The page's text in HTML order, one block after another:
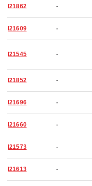
I21862 -
I21609 -
I21545 -
I21852 -
I21696 -
I21660 -
I21573 -
I21613 -